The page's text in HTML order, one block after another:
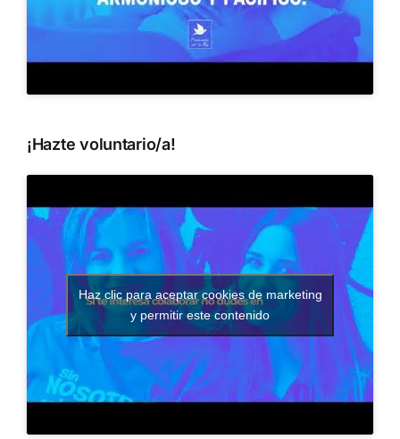
¡Hazte voluntario/a!
Haz clic para aceptar cookies de marketing
y permitir este contenido